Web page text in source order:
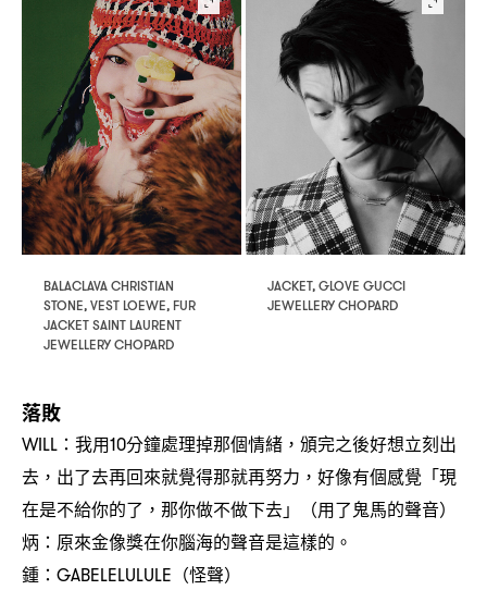
BALACLAVA CHRISTIAN
STONE, VEST LOEWE, FUR
JACKET SAINT LAURENT
JEWELLERY CHOPARD
JACKET, GLOVE GUCCI
JEWELLERY CHOPARD
落敗
WILL： 我用10分鐘處理掉那個情緒 ， 頒完之後好想立刻出
去 ， 出了去再回來就覺得那就再努力 ， 好像有個感覺「現
在是不給你的了 ， 那你做不做下去」 （用了鬼馬的聲音）
炳 ： 原來金像獎在你腦海的聲音是這樣的。
鍾 ：GABELELULULE（怪聲）